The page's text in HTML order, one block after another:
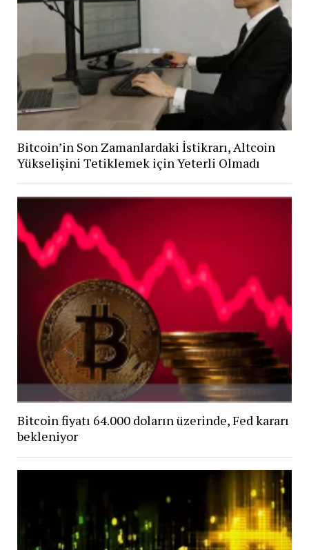
Bitcoin’in Son Zamanlardaki İstikrarı, Altcoin
Yükselişini Tetiklemek için Yeterli Olmadı
Bitcoin fiyatı 64.000 doların üzerinde, Fed kararı
bekleniyor